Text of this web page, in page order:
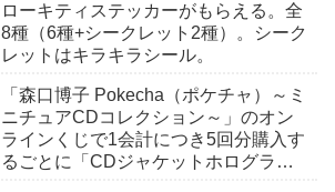
ローキティステッカーがもらえる。全
8種（6種+シークレット2種）。シーク
レットはキラキラシール。
「森口博子 Pokecha（ポケチャ）～ミ
ニチュアCDコレクション～」のオン
ラインくじで1会計につき5回分購入す
るごとに「CDジャケットホログラム